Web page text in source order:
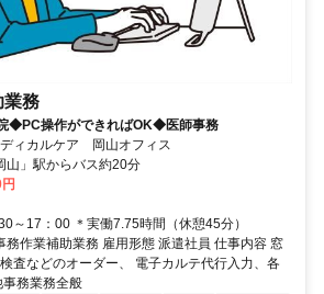
業務
◆PC操作ができればOK◆医師事務
ィカルケア 岡山オフィス
山」駅からバス約20分
～17：00 ＊実働7.75時間（休憩45分）
務作業補助業務 雇用形態 派遣社員 仕事内容 窓
査などのオーダー、 電子カルテ代行入力、各
務業務全般